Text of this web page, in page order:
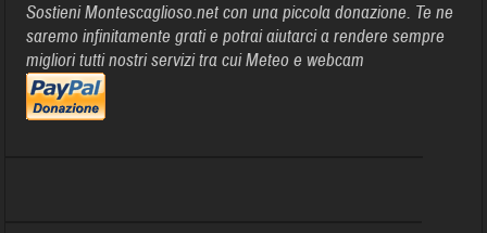
Sostieni Montescaglioso.net con una piccola donazione. Te ne
saremo infinitamente grati e potrai aiutarci a rendere sempre
migliori tutti nostri servizi tra cui Meteo e webcam